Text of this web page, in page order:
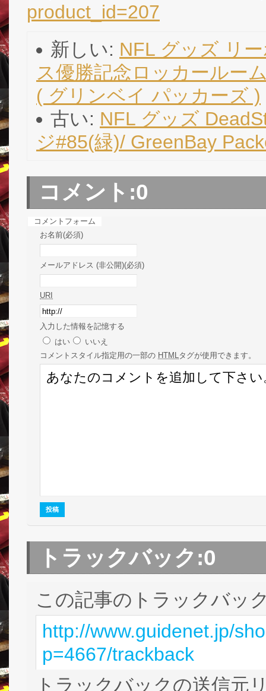
product_id=207
新しい: NFL グッズ リ
ス優勝記念ロッカールー
( グリンベイ パッカーズ )
古い: NFL グッズ
ジ#85(緑)/ GreenBay
コメント:0
コメントフォーム
お名前(必須)
メールアドレス (非公開)(必須)
URI
入力した情報を記憶する
はい
いいえ
コメント スタイル指定用の一部の HTML タグが使用できます。
トラックバック:0
この記事のトラックバッ
http://www.guidenet.jp/
p=4667/trackback
トラックバックの送信元